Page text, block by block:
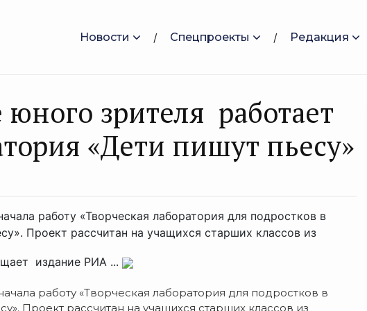
Новости Спецпроекты Редакция
юного зрителя работает
«Дети пишут пьесу»
работу «Творческая лаборатория для подростков в
Проект рассчитан на учащихся старших классов из
издание РИА ...
работу «Творческая лаборатория для подростков в
Проект рассчитан на учащихся старших классов из